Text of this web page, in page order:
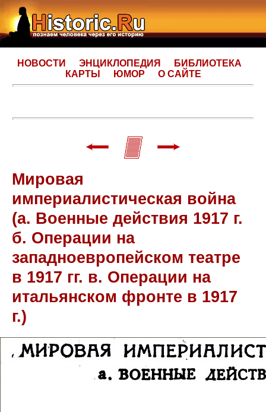
НОВОСТИ ЭНЦИКЛОПЕДИЯ
БИБЛИОТЕКА
КАРТЫ
ЮМОР О САЙТЕ
Мировая
империалистическая война
(а. Военные действия 1917 г.
б. Операции на
западноевропейском театре
в 1917 гг. в. Операции на
итальянском фронте в 1917
г.)